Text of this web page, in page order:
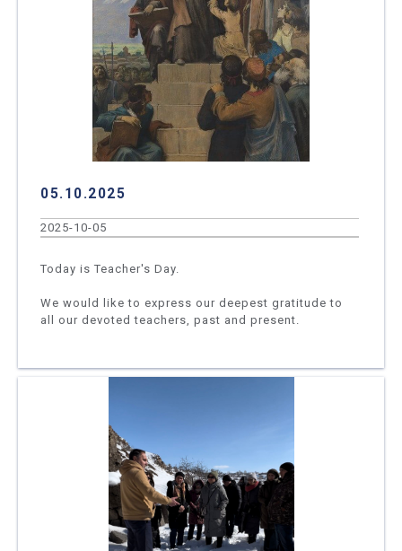
05.10.2025
2025-10-05
Today is Teacher's Day.
We would like to express our deepest gratitude to
all our devoted teachers, past and present.